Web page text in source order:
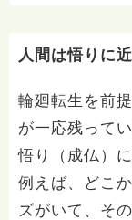
人間は悟りに
輪廻転生を前
が一応残って
悟り（成仏）
例えば、どこ
ズがいて、そ